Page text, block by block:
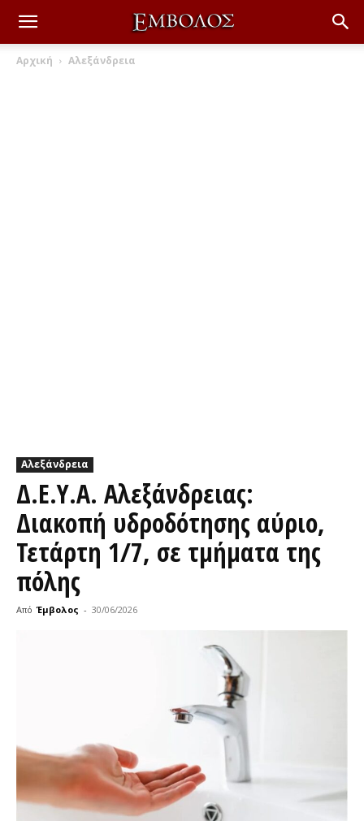
Αρχική Αλεξάνδρεια
Αλεξάνδρεια
Δ.Ε.Υ.Α. Αλεξάνδρειας:
Διακοπή υδροδότησης αύριο,
Τετάρτη 1/7, σε τμήματα της
πόλης
Από Έμβολος - 30/06/2026